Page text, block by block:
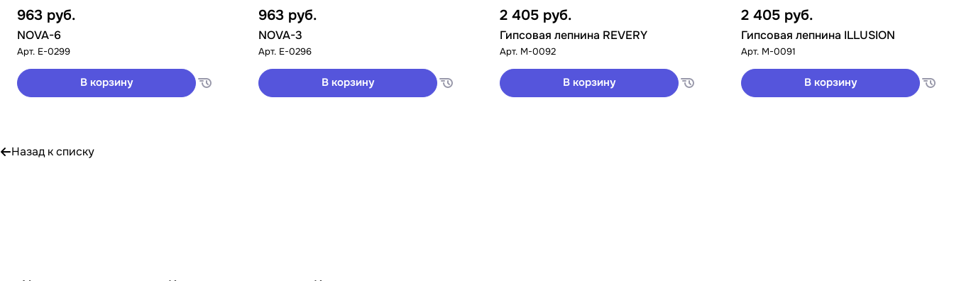
963 руб.
NOVA-6
Арт. E-0299
В корзину
963 руб.
NOVA-3
Арт. E-0296
В корзину
2 405 руб.
Гипсовая лепнина REVERY
Арт. M-0092
В корзину
2 405 руб.
Гипсовая лепнина ILLUSION
Арт. M-0091
В корзину
Назад к списку